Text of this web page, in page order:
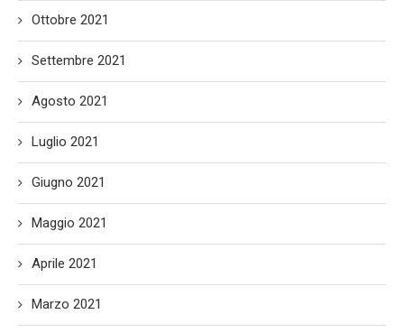
Ottobre 2021
Settembre 2021
Agosto 2021
Luglio 2021
Giugno 2021
Maggio 2021
Aprile 2021
Marzo 2021